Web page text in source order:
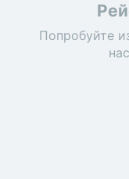
Попробуйте